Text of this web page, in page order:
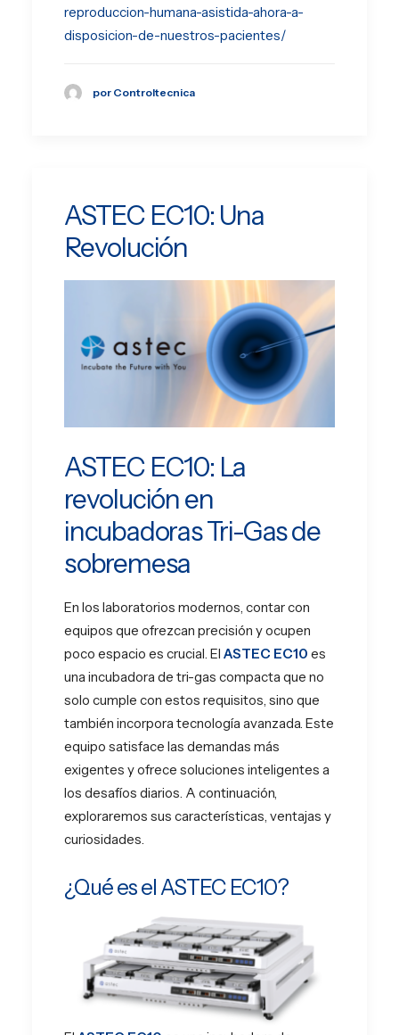
reproduccion-humana-asistida-ahora-a-
disposicion-de-nuestros-pacientes/
por Controltecnica
ASTEC EC10: Una
Revolución
ASTEC EC10: La
revolución en
incubadoras Tri-Gas de
sobremesa
En los laboratorios modernos, contar con
equipos que ofrezcan precisión y ocupen
poco espacio es crucial. El ASTEC EC10 es
una incubadora de tri-gas compacta que no
solo cumple con estos requisitos, sino que
también incorpora tecnología avanzada. Este
equipo satisface las demandas más
exigentes y ofrece soluciones inteligentes a
los desafíos diarios. A continuación,
exploraremos sus características, ventajas y
curiosidades.
¿Qué es el ASTEC EC10?